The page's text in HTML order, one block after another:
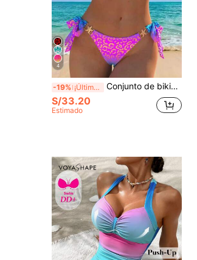
4
-19% ¡Últimos 2 días Conjunto de bikini de 2 piezas para mujer, decoración de estrellas y estampado de leopardo, alta elasticidad, atuendo de playa para vacaciones de verano, estilo Vacationcore
S/33.20
Estimado